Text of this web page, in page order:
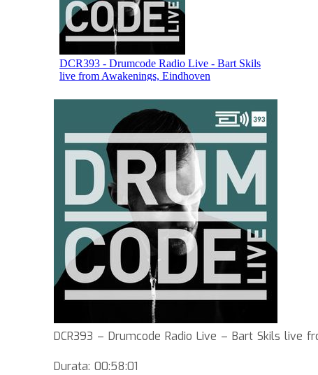
DCR393 – Drumcode Radio Live – Bart Skils live
Durata: 00:58:01